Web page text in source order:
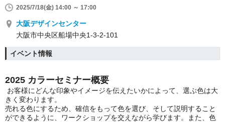
2025/7/18(金) 14:00 ～ 17:00
大阪デザインセンター
大阪市中央区船場中央1-3-2-101
イベント情報
2025 カラーセミナー概要
お客様にどんな印象やイメージを伝えたいかによって、選ぶ色は大
きく変わります。
売れる色にするため、確信をもって色を選び、そして説明すること
ができるように、ワークショップを交えながら学びます。また、色